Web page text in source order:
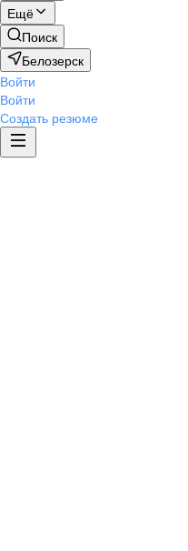
Ещё
Поиск
Белозерск
Войти
Войти
Создать резюме